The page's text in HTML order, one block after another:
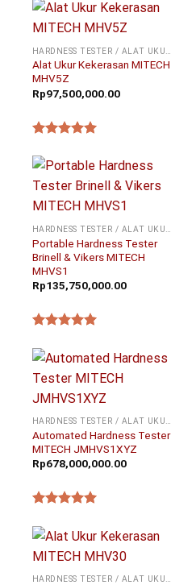
Alat Ukur Kekerasan MITECH
MHV5Z
Rp97,500,000.00
Portable Hardness Tester
Brinell & Vikers MITECH
MHVS1
Rp135,750,000.00
Automated Hardness Tester
MITECH JMHVS1XYZ
Rp678,000,000.00
HARDNESS TESTER / ALAT UKUR KEKERASAN